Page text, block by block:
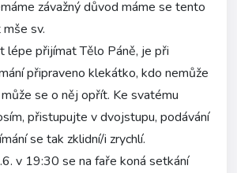
závažný důvod máme se tento
sv.
lépe přijímat Tělo Páně, je při
připraveno klekátko, kdo nemůže
se o něj opřít. Ke svatému
přistupujte v dvojstupu, podávání
se tak zklidní/i zrychlí.
v 19:30 se na faře koná setkání